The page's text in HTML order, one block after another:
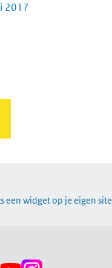
2017
een widget op je eigen site